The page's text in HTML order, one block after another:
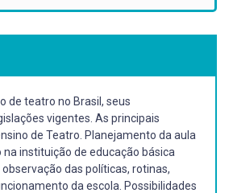
de teatro no Brasil, seus
vigentes. As principais
de Teatro. Planejamento da aula
instituição de educação básica
das políticas, rotinas,
da escola. Possibilidades